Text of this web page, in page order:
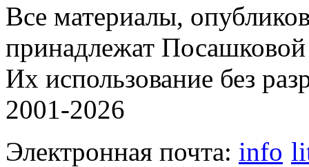
Все материалы,
принадлежат
Их использование без
2001-2026
Электронная почта: info